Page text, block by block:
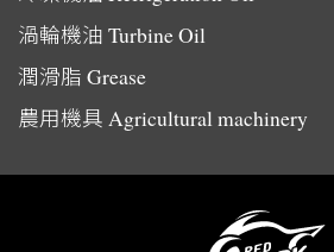
渦輪機油 Turbine Oil
潤滑脂 Grease
農用機具 Agricultural machinery